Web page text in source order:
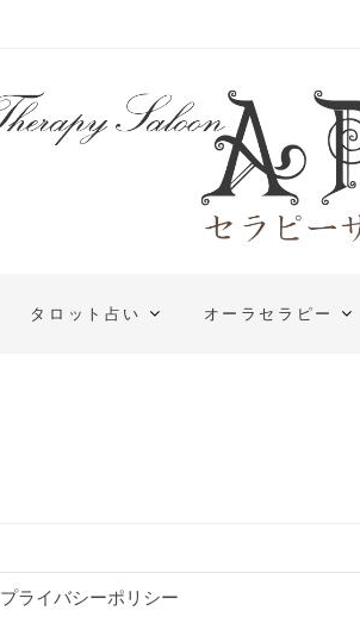
タロット占い オーラセラピー
プライバシーポリシー